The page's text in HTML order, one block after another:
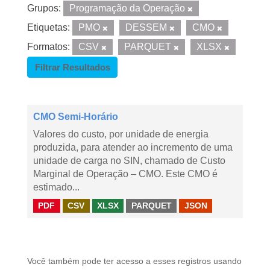
Grupos:
Programação da Operação
Etiquetas:
PMO DESSEM
CMO
Formatos:
CSV PARQUET
XLSX
Filtrar Resultados
CMO Semi-Horário
Valores do custo, por unidade de energia
produzida, para atender ao incremento de uma
unidade de carga no SIN, chamado de Custo
Marginal de Operação – CMO. Este CMO é
estimado...
PDF CSV XLSX PARQUET JSON
Você também pode ter acesso a esses registros usando